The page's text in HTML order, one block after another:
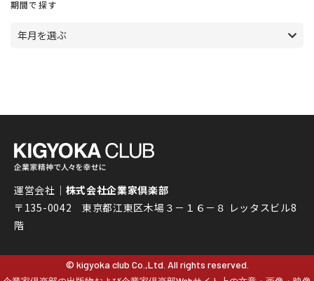
期間で探す
年月を選ぶ
運営会社｜ 株式会社企業家倶楽部
〒135-0042 東京都江東区木場３－１６－８ レッタスビル8
階
© kigyoka club Co.,Ltd. All rights reserved.